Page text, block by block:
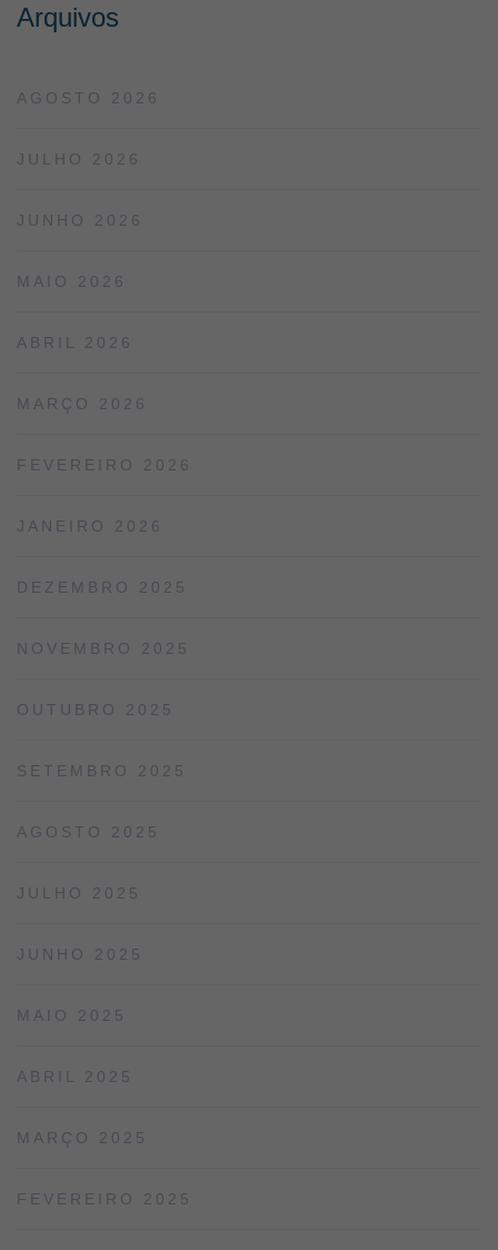
Arquivos
AGOSTO 2026
JULHO 2026
JUNHO 2026
MAIO 2026
ABRIL 2026
MARÇO 2026
FEVEREIRO 2026
JANEIRO 2026
DEZEMBRO 2025
NOVEMBRO 2025
OUTUBRO 2025
SETEMBRO 2025
AGOSTO 2025
JULHO 2025
JUNHO 2025
MAIO 2025
ABRIL 2025
MARÇO 2025
FEVEREIRO 2025